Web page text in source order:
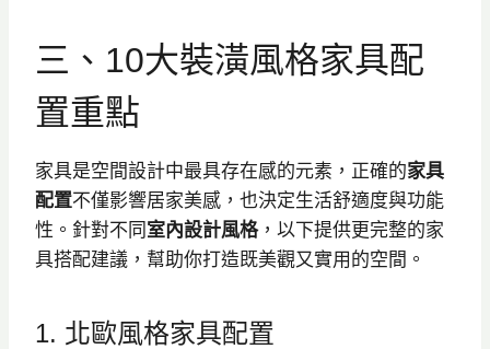
三、10大裝潢風格家具配
置重點
家具是空間設計中最具存在感的元素，正確的家具
配置不僅影響居家美感，也決定生活舒適度與功能
性。針對不同室內設計風格，以下提供更完整的家
具搭配建議，幫助你打造既美觀又實用的空間。
1. 北歐風格家具配置